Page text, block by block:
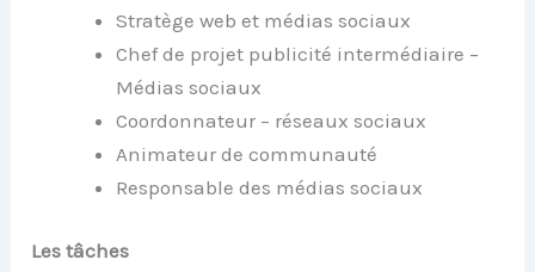
Stratège web et médias sociaux
Chef de projet publicité intermédiaire –
Médias sociaux
Coordonnateur – réseaux sociaux
Animateur de communauté
Responsable des médias sociaux
Les tâches